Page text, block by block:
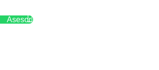
Asesor